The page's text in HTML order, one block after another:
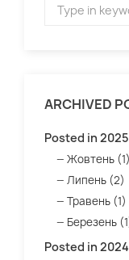
ARCHIVED
Posted in
Жовтень (1)
Липень (2)
Травень (1)
Березень
Posted in